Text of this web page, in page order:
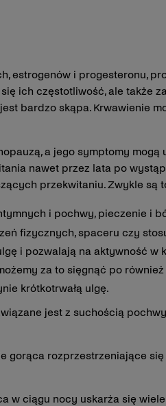
estrogenów i progesteronu,
ich częstotliwość, ale także
bardzo skąpa. Krwawienie
a jego symptomy
nawet przez lata po
przekwitaniu. Zwykle są
i pochwy, pieczenie i
fizycznych, spaceru czy
i pozwalają na aktywność
za to sięgnąć po
krótkotrwałą ulgę.
jest z suchością
gorąca rozprzestrzeniające
w ciągu nocy uskarża się